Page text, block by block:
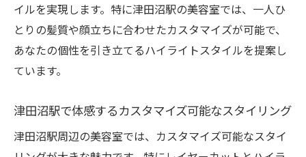
新しい自分に出会うためのヘアスタイル
津田沼駅でのスタイルチェンジを楽しむ方
法
津田沼駅近くの美容院でレイヤーカットとハイ
津田沼駅の美容院が提供する魅力的なスタ
イルを実現します。特に津田沼駅の美容室では、一人ひ
とりの髪質や顔立ちに合わせたカスタマイズが可能で、
あなたの個性を引き立てるハイライトスタイルを提案し
ています。
津田沼駅で体感するカスタマイズ可能なスタイリング
津田沼駅周辺の美容室では、カスタマイズ可能なスタイ